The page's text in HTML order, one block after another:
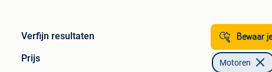
Verfijn resultaten
Prijs
Bewaar
Motoren